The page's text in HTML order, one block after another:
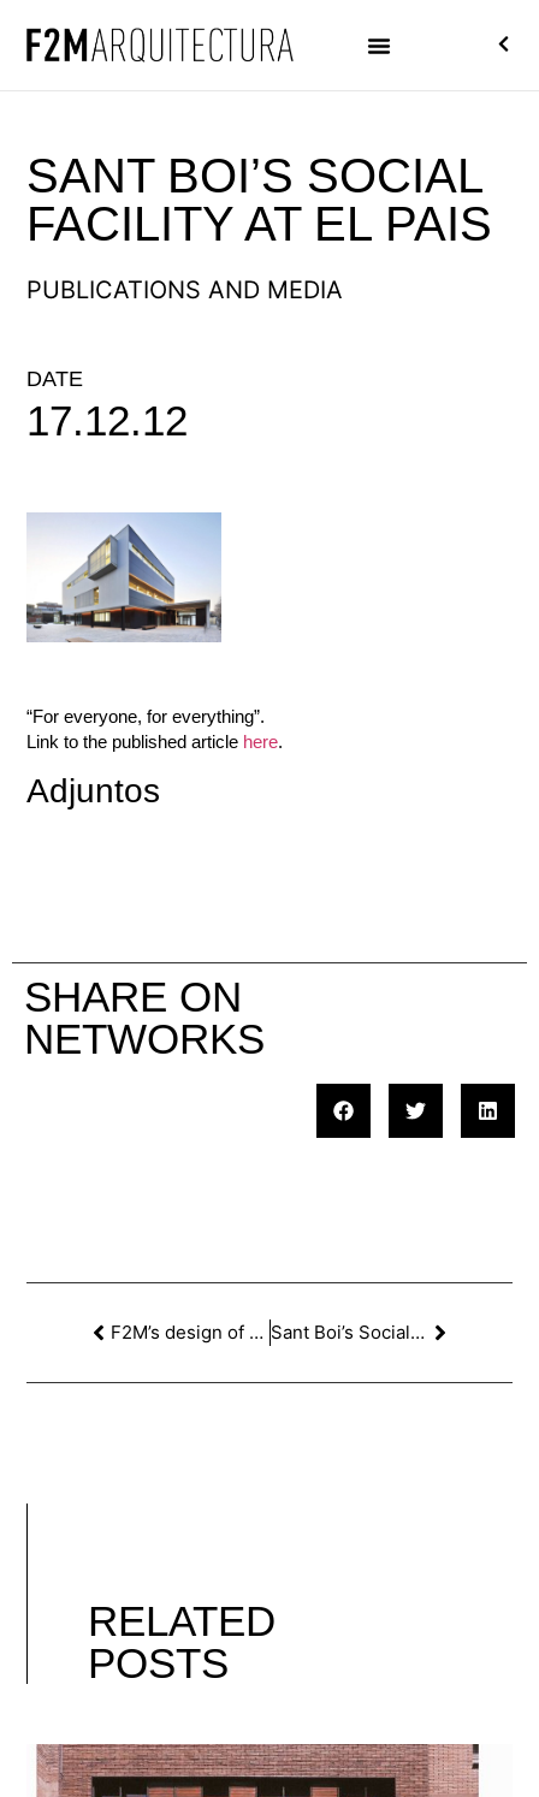
SANT BOI’S SOCIAL
FACILITY AT EL PAIS
PUBLICATIONS AND MEDIA
DATE
17.12.12
“For everyone, for everything”.
Link to the published article here.
Adjuntos
SHARE ON
NETWORKS
F2M’s design of a detached house featured at ‘ELPARALEX’ Sant Boi’s Social Center designed by F2M at DIARIO DESIGN
RELATED
POSTS